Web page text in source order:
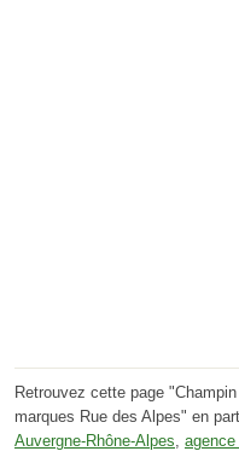
Retrouvez cette page
marques Rue des Alpes" en
Auvergne-Rhône-Alpes,